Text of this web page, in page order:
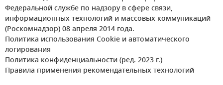
Федеральной службе по надзору в сфере связи,
информационных технологий и массовых коммуникаций
(Роскомнадзор) 08 апреля 2014 года.
Политика использования Cookie и автоматического
логирования
Политика конфиденциальности (ред. 2023 г.)
Правила применения рекомендательных технологий